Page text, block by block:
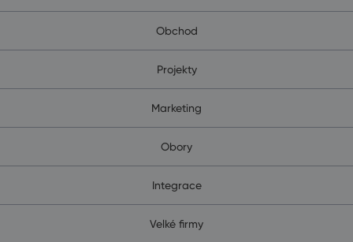
Obchod
Projekty
Marketing
Obory
Integrace
Velké firmy